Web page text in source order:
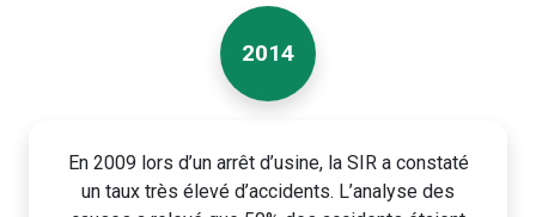
2014
En 2009 lors d’un arrêt d’usine, la SIR a constaté
un taux très élevé d’accidents. L’analyse des